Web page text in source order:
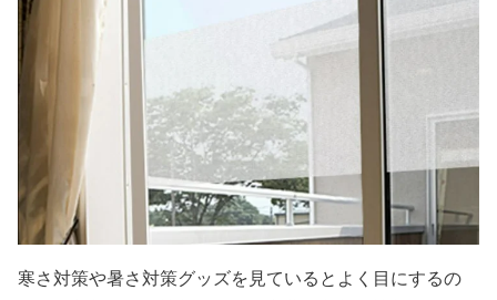
寒さ対策や暑さ対策グッズを見ているとよく目にするの